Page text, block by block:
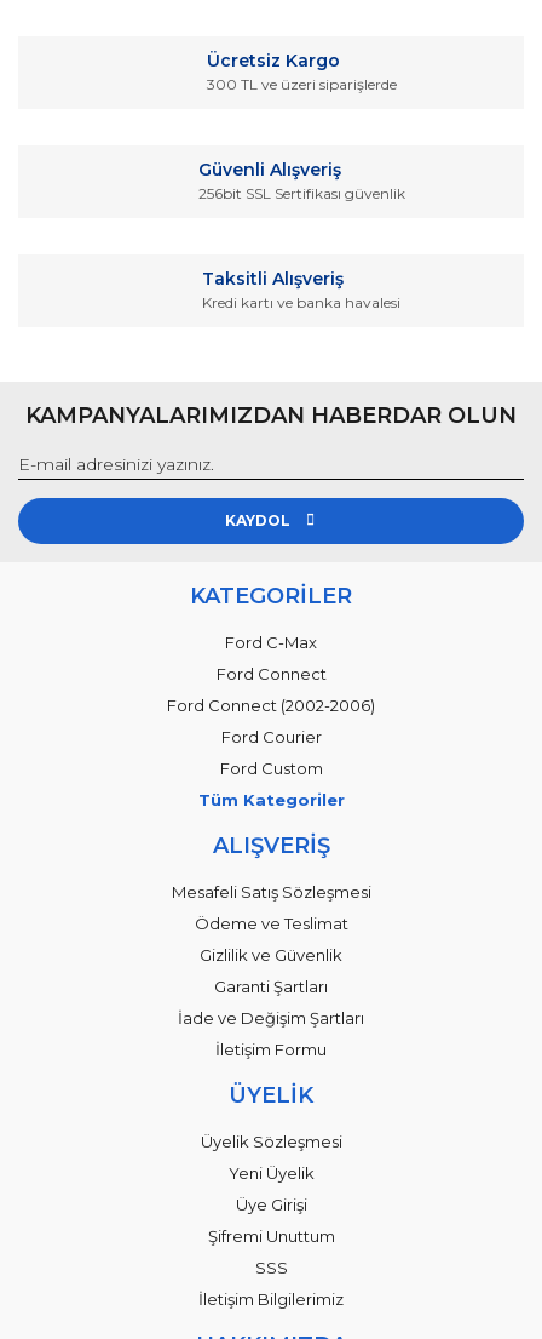
Ürün fiyatı diğer sitelerden daha pahalı.
Ücretsiz Kargo
300 TL ve üzeri siparişlerde
Güvenli Alışveriş
256bit SSL Sertifikası güvenlik
Taksitli Alışveriş
Kredi kartı ve banka havalesi
KAMPANYALARIMIZDAN HABERDAR OLUN
KAYDOL
KATEGORİLER
Ford C-Max
Ford Connect
Ford Connect (2002-2006)
Ford Courier
Ford Custom
Tüm Kategoriler
ALIŞVERİŞ
Mesafeli Satış Sözleşmesi
Ödeme ve Teslimat
Gizlilik ve Güvenlik
Garanti Şartları
İade ve Değişim Şartları
İletişim Formu
ÜYELİK
Üyelik Sözleşmesi
Yeni Üyelik
Üye Girişi
Şifremi Unuttum
SSS
İletişim Bilgilerimiz